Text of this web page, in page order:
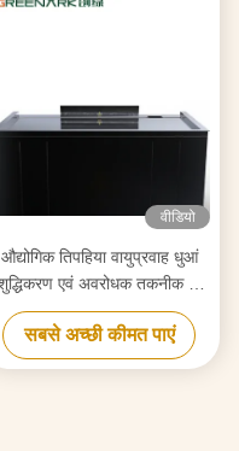
वीडियो
औद्योगिक तिपहिया वायुप्रवाह धुआं
एवं अवरोधक तकनीक के
साथ टेपन्याकी ग्रिल
सबसे अच्छी कीमत पाएं